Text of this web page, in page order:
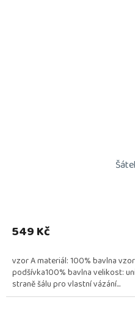
549 Kč
vzor A materiál: 100% bavlna
podšívka100% bavlna velikost:
straně šálu pro vlastní vázání...